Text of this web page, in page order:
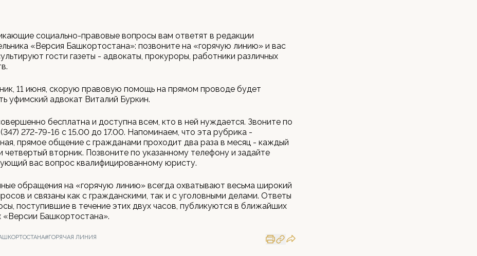
социально-правовые вопросы вам ответят в редакции
«Версия Башкортостана»: позвоните на «горячую линию» и вас
гости газеты - адвокаты, прокуроры, работники различных
11 июня, скорую правовую помощь на прямом проводе будет
уфимский адвокат Виталий Буркин.
бесплатна и доступна всем, кто в ней нуждается. Звоните по
272-79-16 с 15.00 до 17.00. Напоминаем, что эта рубрика -
прямое общение с гражданами проходит два раза в месяц - каждый
четвертый вторник. Позвоните по указанному телефону и задайте
вас вопрос квалифицированному юристу.
обращения на «горячую линию» всегда охватывают весьма широкий
и связаны как с гражданскими, так и с уголовными делами. Ответы
поступившие в течение этих двух часов, публикуются в ближайших
«Версии Башкортостана».
#ГОРЯЧАЯ ЛИНИЯ